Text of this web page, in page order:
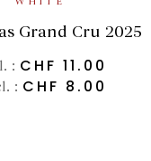
Grand Cru 2025
: CHF 11.00
: CHF 8.00